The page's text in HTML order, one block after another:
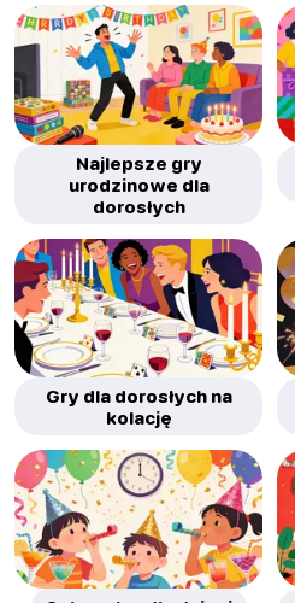
Najlepsze gry
urodzinowe dla
dorosłych
Gry dla dorosłych na
kolację